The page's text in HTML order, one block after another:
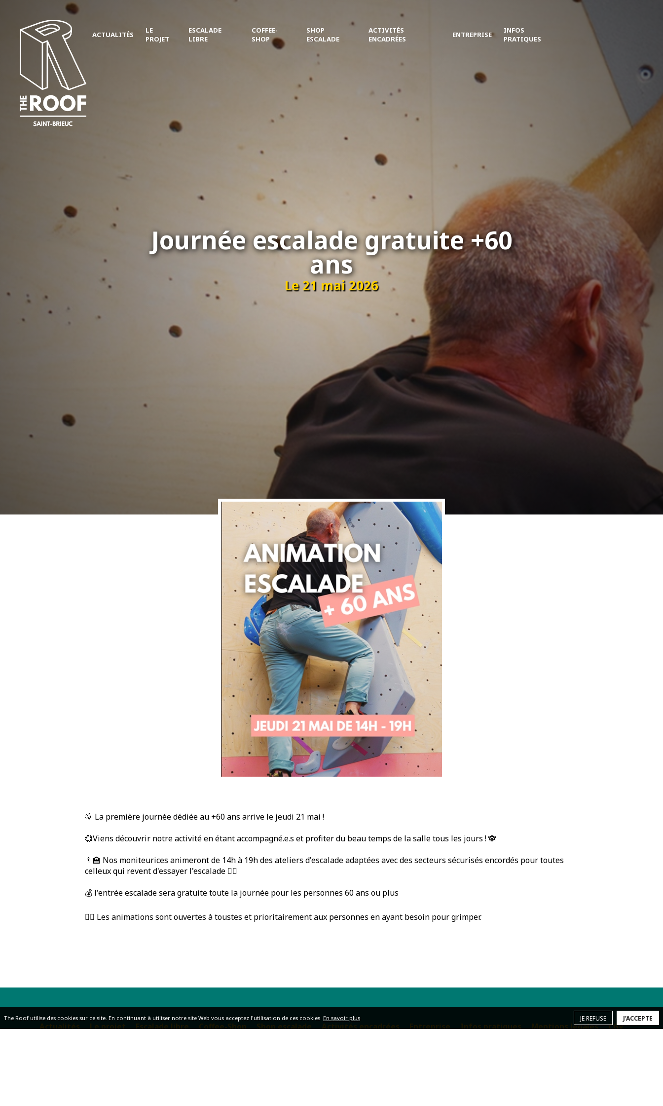
ACTUALITÉS
LE
PROJET
ESCALADE
LIBRE
COFFEE-
SHOP
SHOP
ESCALADE
ACTIVITÉS
ENCADRÉES
ENTREPRISE
INFOS
PRATIQUES
Journée escalade gratuite +60
ans
Le 21 mai 2026
🌞 La première journée dédiée au +60 ans arrive le jeudi 21 mai !
💞Viens découvrir notre activité en étant accompagné.e.s et profiter du beau temps de la salle tous les jours ! 🙈
👨‍🏫 Nos moniteurices animeront de 14h à 19h des ateliers d'escalade adaptées avec des secteurs sécurisés encordés pour toutes
celleux qui revent d'essayer l'escalade 🧗‍♂️
💰 l'entrée escalade sera gratuite toute la journée pour les personnes 60 ans ou plus
🤸‍♀️ Les animations sont ouvertes à toustes et prioritairement aux personnes en ayant besoin pour grimper.
Actualités Le projet Escalade libre Coffee-Shop Shop escalade Activités encadrées Entreprise Infos pratiques Mentions légales CGV
The Roof utilise des cookies sur ce site. En continuant à utiliser notre site Web vous acceptez l'utilisation de ces cookies. En savoir plus JE REFUSE J'ACCEPTE